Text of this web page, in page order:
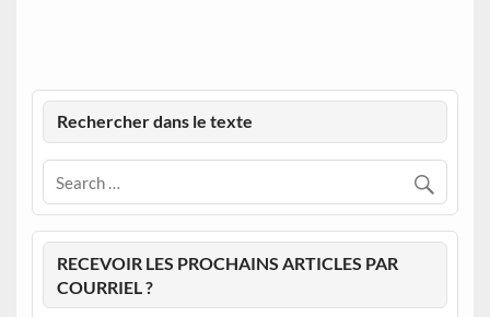
Rechercher dans le texte
RECEVOIR LES PROCHAINS ARTICLES PAR
COURRIEL ?